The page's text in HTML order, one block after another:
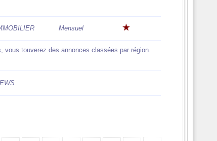
Mensuel
vous touverez des annonces classées par région.